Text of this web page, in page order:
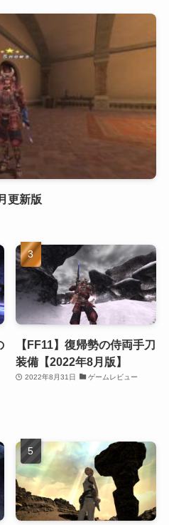
更新版
【FF11】復帰勢の侍両手刀
装備【2022年8月版】
2022年8月31日 ゲームレビュー